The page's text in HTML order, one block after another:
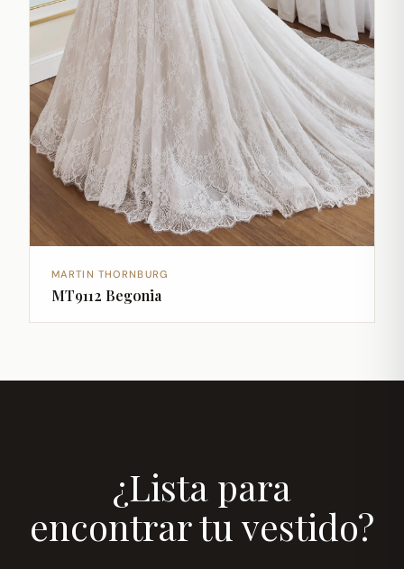
MARTIN THORNBURG
MT9112 Begonia
¿Lista para
encontrar tu vestido?